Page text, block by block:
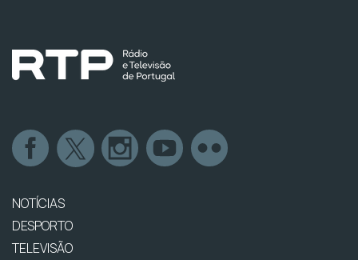
NOTÍCIAS
DESPORTO
TELEVISÃO